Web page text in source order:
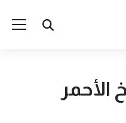
الأحمر